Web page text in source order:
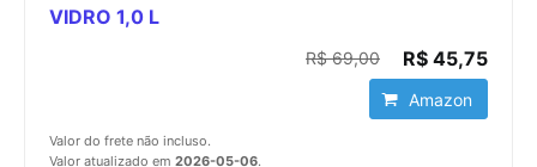
VIDRO 1,0 L
R$ 69,00 R$ 45,75
Amazon
Valor do frete não incluso.
Valor atualizado em 2026-05-06.